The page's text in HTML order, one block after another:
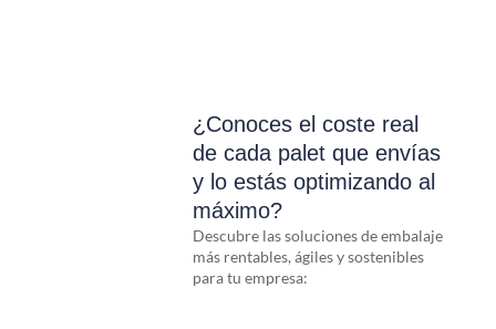
¿Conoces el coste real
de cada palet que envías
y lo estás optimizando al
máximo?
Descubre las soluciones de embalaje
más rentables, ágiles y sostenibles
para tu empresa: